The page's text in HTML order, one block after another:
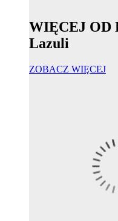
WIĘCEJ OD
Lazuli
ZOBACZ WIĘCEJ